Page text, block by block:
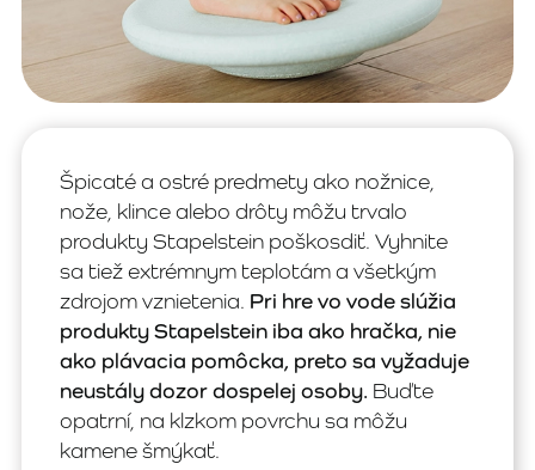
Špicaté a ostré predmety ako nožnice,
nože, klince alebo drôty môžu trvalo
produkty Stapelstein poškosdiť. Vyhnite
sa tiež extrémnym teplotám a všetkým
zdrojom vznietenia. Pri hre vo vode slúžia
produkty Stapelstein iba ako hračka, nie
ako plávacia pomôcka, preto sa vyžaduje
neustály dozor dospelej osoby. Buďte
opatrní, na klzkom povrchu sa môžu
kamene šmýkať.